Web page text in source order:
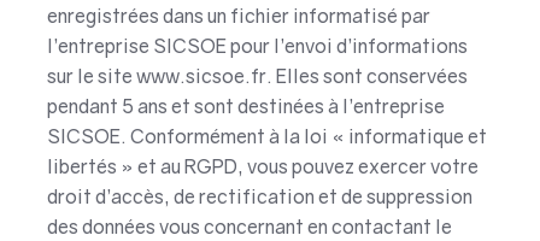
enregistrées dans un fichier informatisé par
l’entreprise SICSOE pour l’envoi d’informations
sur le site www.sicsoe.fr. Elles sont conservées
pendant 5 ans et sont destinées à l’entreprise
SICSOE. Conformément à la loi « informatique et
libertés » et au RGPD, vous pouvez exercer votre
droit d’accès, de rectification et de suppression
des données vous concernant en contactant le